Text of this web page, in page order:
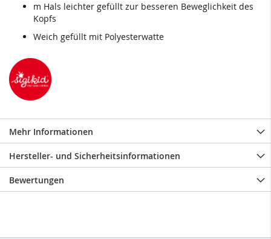
m Hals leichter gefüllt zur besseren Beweglichkeit des
Kopfs
Weich gefüllt mit Polyesterwatte
Mehr Informationen
Hersteller- und Sicherheitsinformationen
Bewertungen